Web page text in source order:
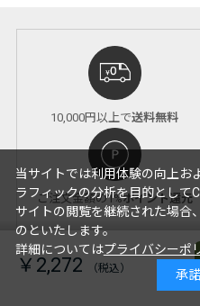
￥2,272
10,000円以上で送料無料
ご注文金額の1%ポイント還元
当サイトでは利用体験の向上お
ラフィックの分析を目的として
サイトの閲覧を継続された場合
のといたします。
詳細についてはプライバシーポ
承